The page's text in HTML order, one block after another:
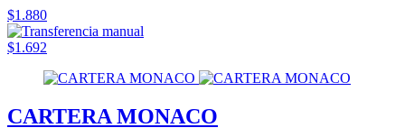
$1.880
$1.692
CARTERA MONACO